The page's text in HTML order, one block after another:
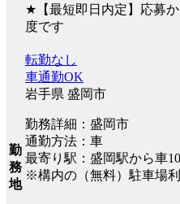
★【最短即日内定】応募
度です
勤
務
地
転勤なし
車通勤OK
岩手県 盛岡市
勤務詳細：盛岡市
通勤方法：車
最寄り駅：盛岡駅から車
※構内の（無料）駐車場